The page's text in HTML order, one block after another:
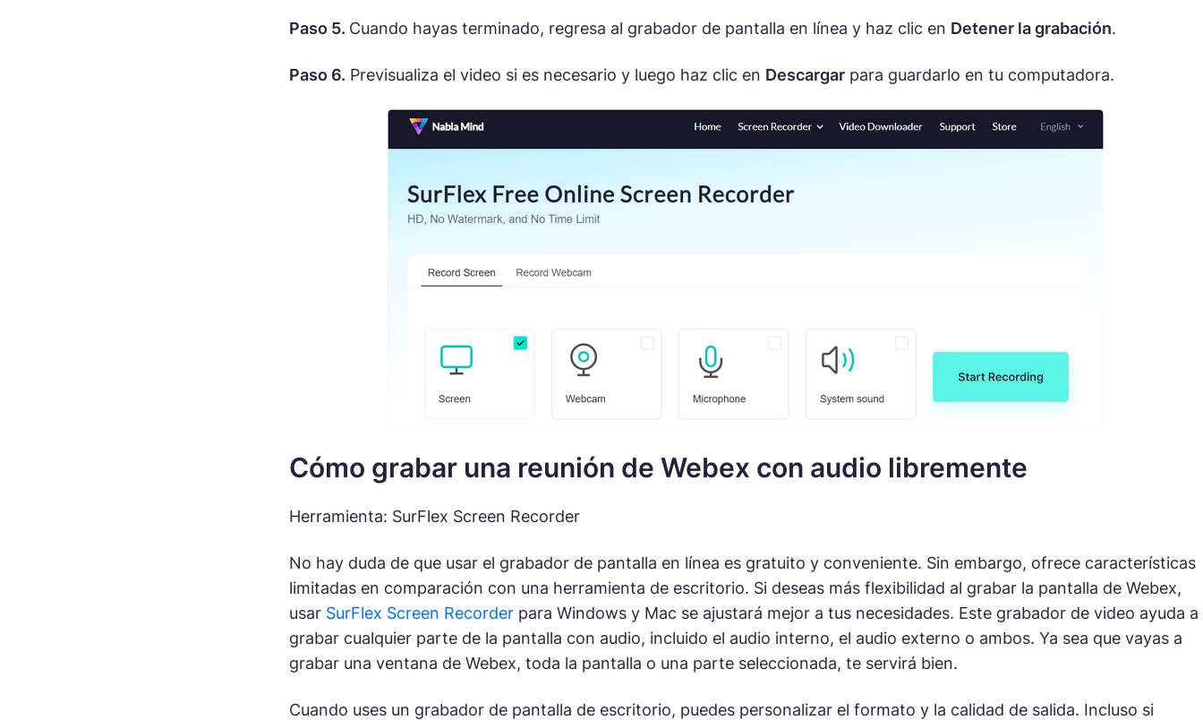
Paso 5. Cuando hayas terminado, regresa al grabador de pantalla en línea y haz clic en Detener la grabación.
Paso 6. Previsualiza el video si es necesario y luego haz clic en Descargarpara guardarlo en tu computadora.
Cómo grabar una reunión de Webex con audio libremente
Herramienta: SurFlex Screen Recorder
No hay duda de que usar el grabador de pantalla en línea es gratuito y conveniente. Sin embargo, ofrece características
limitadas en comparación con una herramienta de escritorio. Si deseas más flexibilidad al grabar la pantalla de Webex,
usar SurFlex Screen Recorderpara Windows y Mac se ajustará mejor a tus necesidades. Este grabador de video ayuda a
grabar cualquier parte de la pantalla con audio, incluido el audio interno, el audio externo o ambos. Ya sea que vayas a
grabar una ventana de Webex, toda la pantalla o una parte seleccionada, te servirá bien.
Cuando uses un grabador de pantalla de escritorio, puedes personalizar el formato y la calidad de salida. Incluso si